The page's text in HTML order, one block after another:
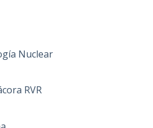
Nuclear
RVR